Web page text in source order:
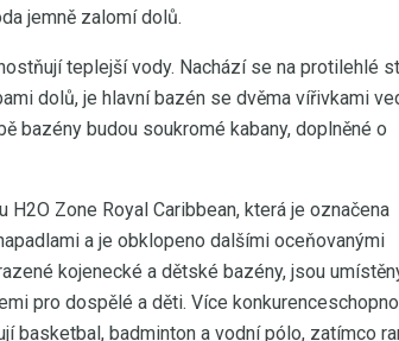
jemně zalomí dolů.
teplejší vody. Nachází se na protilehlé
dolů, je hlavní bazén se dvěma vířivkami
bazény budou soukromé kabany, doplněné o
H2O Zone Royal Caribbean, která je označena
a je obklopeno dalšími oceňovanými
kojenecké a dětské bazény, jsou
pro dospělé a děti. Více
basketbal, badminton a vodní pólo, zatímco